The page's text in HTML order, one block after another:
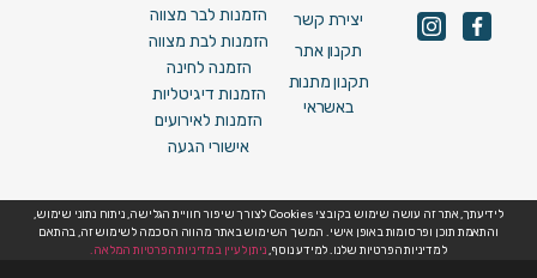
יצירת קשר
תקנון אתר
תקנון מתנות
באשראי
הזמנות לבר מצווה
הזמנות לבת מצווה
הזמנה לחינה
הזמנות דיגיטליות
הזמנות לאירועים
אישורי הגעה
לידיעתך, אתר זה עושה שימוש בקובצי Cookies לצורך שיפור חוויית הגלישה, ניתוח נתוני שימוש,
והתאמת תוכן ופרסומות באופן אישי. המשך השימוש באתר מהווה הסכמה לשימוש זה, בהתאם
למדיניות הפרטיות שלנו. למידע נוסף,ניתן לעיין במדיניות הפרטיות המלאה.